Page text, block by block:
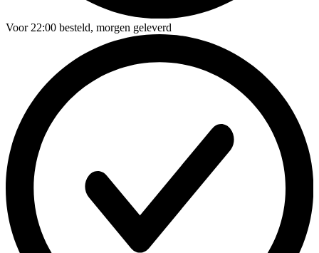
Voor22:00 besteld, morgen geleverd